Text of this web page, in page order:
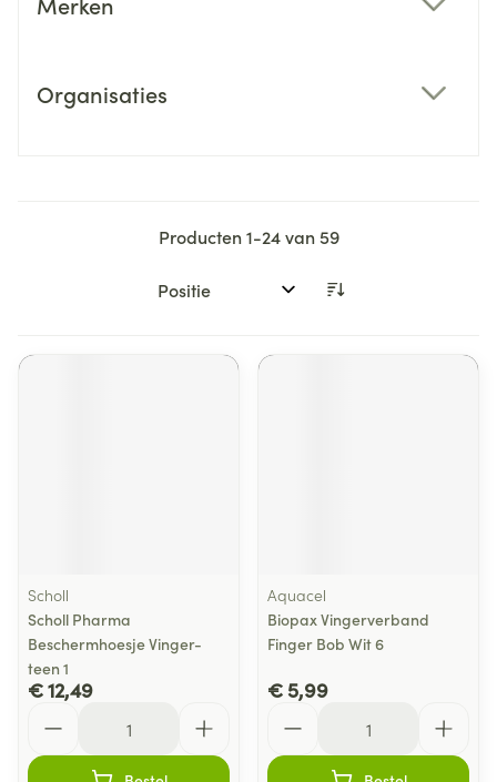
Organisaties
Producten1-24van59
Sorteer op:
Scholl
Scholl Pharma
Beschermhoesje Vinger-
teen 1
€ 12,49
Aquacel
Biopax Vingerverband
Finger Bob Wit 6
€ 5,99